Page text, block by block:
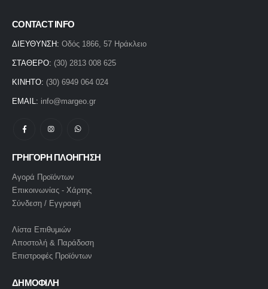
CONTACT INFO
ΔΙΕΥΘΥΝΣΗ: Οδός 1866, 57 Ηράκλειο
ΣΤΑΘΕΡΟ: (30) 2813 008 625
ΚΙΝΗΤΟ: (30) 6949 064 024
EMAIL: info@margeo.gr
ΓΡΗΓΟΡΗ ΠΛΟΗΓΗΣΗ
Αγορά Προϊόντων
Επικοινωνίας - Χάρτης
Σύνδεση / Εγγραφή
Λίστα Επιθυμιών
Αποστολή & Παράδοση
Επιστροφές Προϊόντων
ΔΗΜΟΦΙΛΗ